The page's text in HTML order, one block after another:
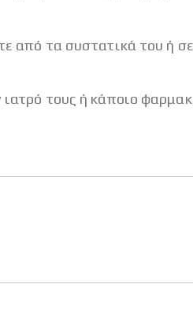
από τα συστατικά του ή
ιατρό τους ή κάποιο